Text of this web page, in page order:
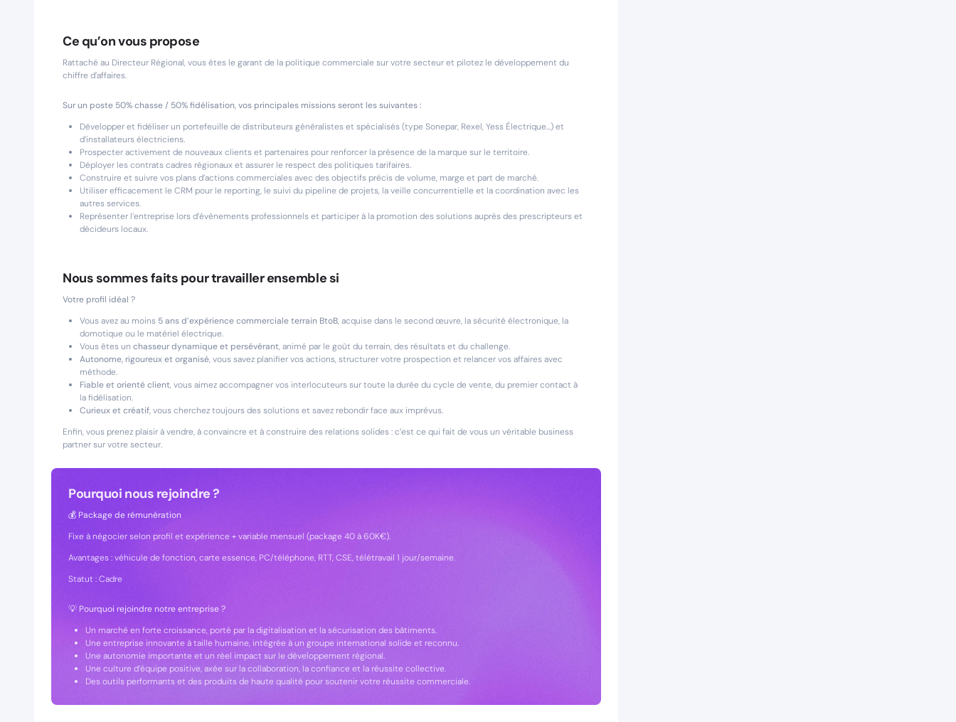
Ce qu’on vous propose
Rattaché au Directeur Régional, vous êtes le garant de la politique commerciale sur votre secteur et pilotez le développement du
chiffre d’affaires.
Sur un poste 50% chasse / 50% fidélisation, vos principales missions seront les suivantes :
Développer et fidéliser un portefeuille de distributeurs généralistes et spécialisés (type Sonepar, Rexel, Yess Électrique…) et
d’installateurs électriciens.
Prospecter activement de nouveaux clients et partenaires pour renforcer la présence de la marque sur le territoire.
Déployer les contrats cadres régionaux et assurer le respect des politiques tarifaires.
Construire et suivre vos plans d’actions commerciales avec des objectifs précis de volume, marge et part de marché.
Utiliser efficacement le CRM pour le reporting, le suivi du pipeline de projets, la veille concurrentielle et la coordination avec les
autres services.
Représenter l’entreprise lors d’événements professionnels et participer à la promotion des solutions auprès des prescripteurs et
décideurs locaux.
Nous sommes faits pour travailler ensemble si
Votre profil idéal ?
Vous avez au moins 5 ans d’expérience commerciale terrain BtoB, acquise dans le second œuvre, la sécurité électronique, la
domotique ou le matériel électrique.
Vous êtes un chasseur dynamique et persévérant, animé par le goût du terrain, des résultats et du challenge.
Autonome, rigoureux et organisé, vous savez planifier vos actions, structurer votre prospection et relancer vos affaires avec
méthode.
Fiable et orienté client, vous aimez accompagner vos interlocuteurs sur toute la durée du cycle de vente, du premier contact à
la fidélisation.
Curieux et créatif,vous cherchez toujours des solutions et savez rebondir face aux imprévus.
Enfin, vous prenez plaisir à vendre, à convaincre et à construire des relations solides : c’est ce qui fait de vous un véritable business
partner sur votre secteur.
Pourquoi nous rejoindre ?
💰 Package de rémunération
Fixe à négocier selon profil et expérience + variable mensuel (package 40 à 60K€).
Avantages : véhicule de fonction, carte essence, PC/téléphone, RTT, CSE, télétravail 1 jour/semaine.
Statut : Cadre
💡 Pourquoi rejoindre notre entreprise ?
Un marché en forte croissance, porté par la digitalisation et la sécurisation des bâtiments.
Une entreprise innovante à taille humaine, intégrée à un groupe international solide et reconnu.
Une autonomie importante et un réel impact sur le développement régional.
Une culture d’équipe positive, axée sur la collaboration, la confiance et la réussite collective.
Des outils performants et des produits de haute qualité pour soutenir votre réussite commerciale.